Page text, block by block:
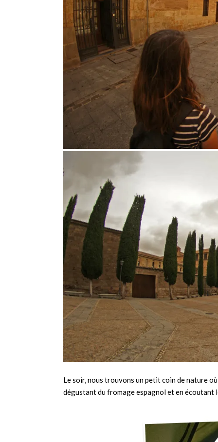
Le soir, nous trouvons un petit coin de nature
dégustant du fromage espagnol et en écoutant